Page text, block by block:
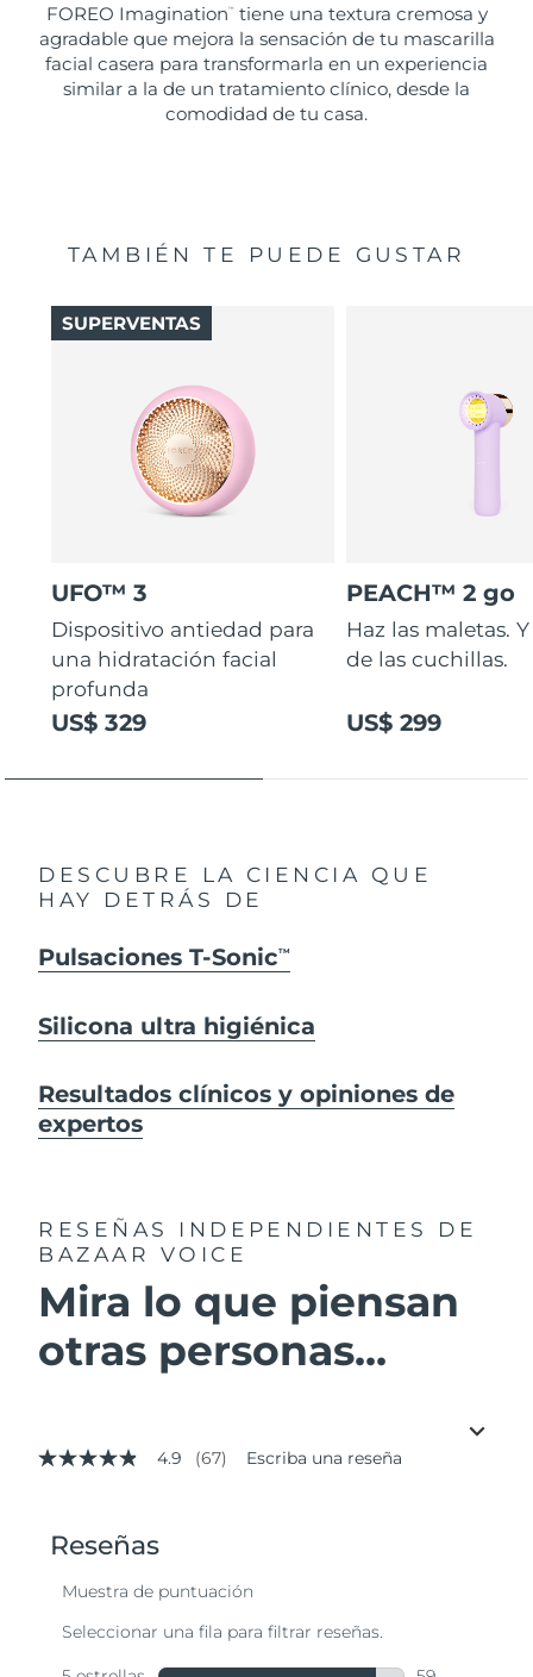
FOREO Imagination ™
tiene una textura cremosa y
agradable que mejora la sensación de tu mascarilla
facial casera para transformarla en un experiencia
similar a la de un tratamiento clínico, desde la
comodidad de tu casa.
TAMBIÉN TE PUEDE GUSTAR
UFO™ 3
Dispositivo antiedad para
una hidratación facial
profunda
US$ 329
SUPERVENTAS
PEACH™ 2 go
Haz las maletas.
de las cuchillas.
US$ 299
DESCUBRE LA CIENCIA QUE
HAY DETRÁS DE
Pulsaciones T-SonicTM
Silicona ultra higiénica
Resultados clínicos y opiniones de
expertos
RESEÑAS INDEPENDIENTES
DE
BAZAAR VOICE
Mira lo que piensan
otras personas...
4.9
valor
medio
valoración.
4.9 (67) Escriba una reseña